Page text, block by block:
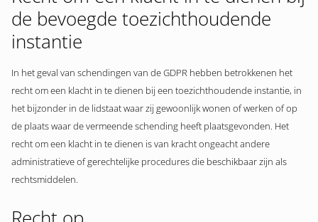
de bevoegde toezichthoudende
instantie
In het geval van schendingen van de GDPR hebben betrokkenen het
recht om een klacht in te dienen bij een toezichthoudende instantie, in
het bijzonder in de lidstaat waar zij gewoonlijk wonen of werken of op
de plaats waar de vermeende schending heeft plaatsgevonden. Het
recht om een klacht in te dienen is van kracht ongeacht andere
administratieve of gerechtelijke procedures die beschikbaar zijn als
rechtsmiddelen.